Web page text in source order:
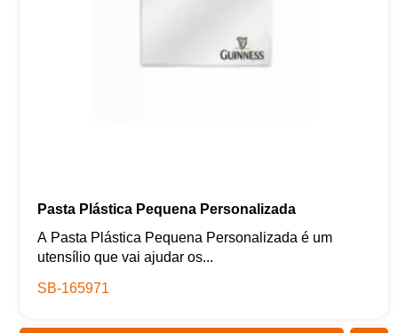
Pasta Plástica Pequena Personalizada
A Pasta Plástica Pequena Personalizada é um
utensílio que vai ajudar os...
SB-165971